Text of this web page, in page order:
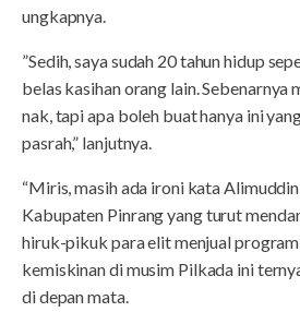
ungkapnya.
”Sedih, saya sudah 20 tahun hidup
belas kasihan orang lain. Sebenarnya
nak, tapi apa boleh buat hanya ini
pasrah,” lanjutnya.
“Miris, masih ada ironi kata
Kabupaten Pinrang yang turut
hiruk-pikuk para elit menjual
kemiskinan di musim Pilkada ini
di depan mata.